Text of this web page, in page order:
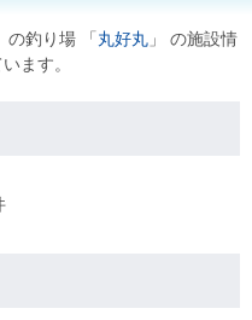
の釣り場 「 丸好丸 」 の施設情
ます。